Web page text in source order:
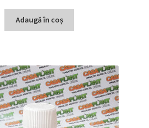
Adaugă în coș